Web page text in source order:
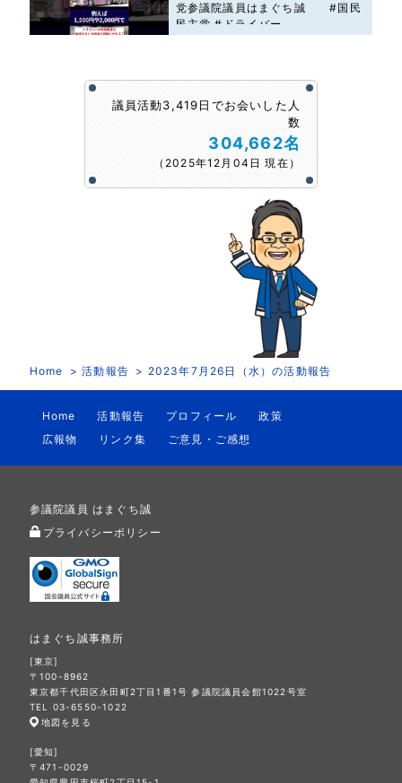
党参議院議員はまぐち誠 #国民
民主党 #ドライバー
議員活動3,419日でお会いした人
数
304,662名
（2025年12月04日 現在）
Home 活動報告 2023年7月26日（水）の活動報告
Home 活動報告 プロフィール
政策
広報物
リンク集 ご意見・ご感想
参議院議員 はまぐち誠
プライバシーポリシー
はまぐち誠事務所
[東京]
〒100-8962
東京都千代田区永田町2丁目1番1号 参議院議員会館1022号室
TEL 03-6550-1022
地図を見る
[愛知]
〒471-0029